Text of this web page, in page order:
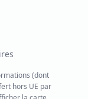
(dont
hors UE par